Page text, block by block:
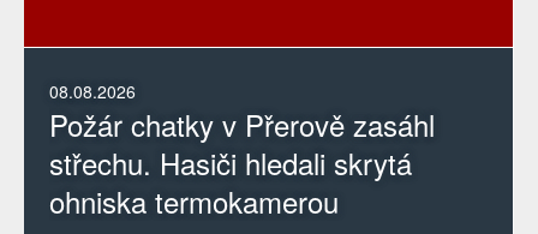
08.08.2026
Požár chatky v Přerově zasáhl
střechu. Hasiči hledali skrytá
ohniska termokamerou